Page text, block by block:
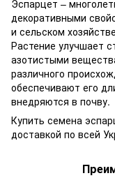
Эспарцет –
декоративными
и сельском
Растение улучшает
азотистыми
различного
обеспечивают его
внедряются в почву.
Купить семена
доставкой по всей